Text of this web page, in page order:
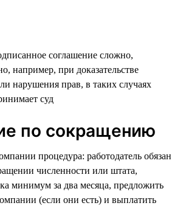
соглашение сложно,
например, при доказательстве
нарушения прав, в таких случаях
суд
по сокращению
процедура: работодатель обязан
численности или штата,
минимум за два месяца, предложить
(если они есть) и выплатить